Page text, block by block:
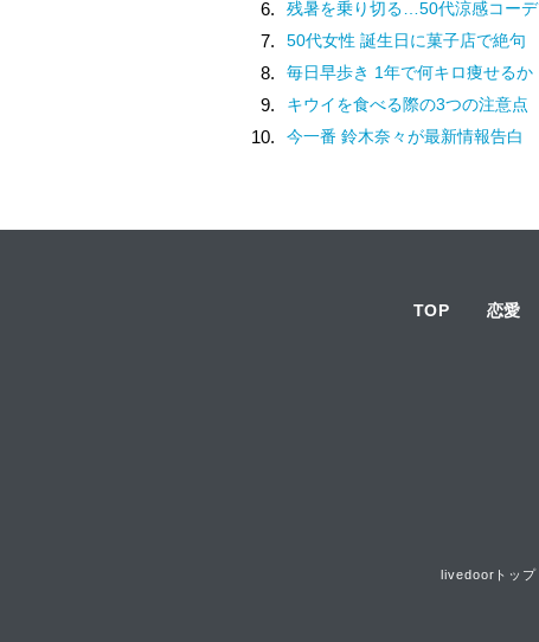
6. 残暑を乗り切る…50代涼感コーデ
7. 50代女性 誕生日に菓子店で絶句
8. 毎日早歩き 1年で何キロ痩せるか
9. キウイを食べる際の3つの注意点
10. 今一番 鈴木奈々が最新情報告白
TOP 恋愛
livedoorトップ